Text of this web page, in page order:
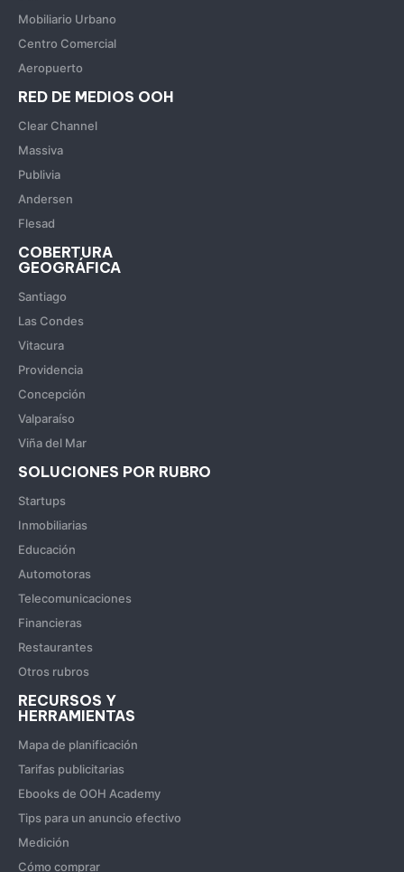
Mobiliario Urbano
Centro Comercial
Aeropuerto
RED DE MEDIOS OOH
Clear Channel
Massiva
Publivia
Andersen
Flesad
COBERTURA
GEOGRÁFICA
Santiago
Las Condes
Vitacura
Providencia
Concepción
Valparaíso
Viña del Mar
SOLUCIONES POR RUBRO
Startups
Inmobiliarias
Educación
Automotoras
Telecomunicaciones
Financieras
Restaurantes
Otros rubros
RECURSOS Y
HERRAMIENTAS
Mapa de planificación
Tarifas publicitarias
Ebooks de OOH Academy
Tips para un anuncio efectivo
Medición
Cómo comprar